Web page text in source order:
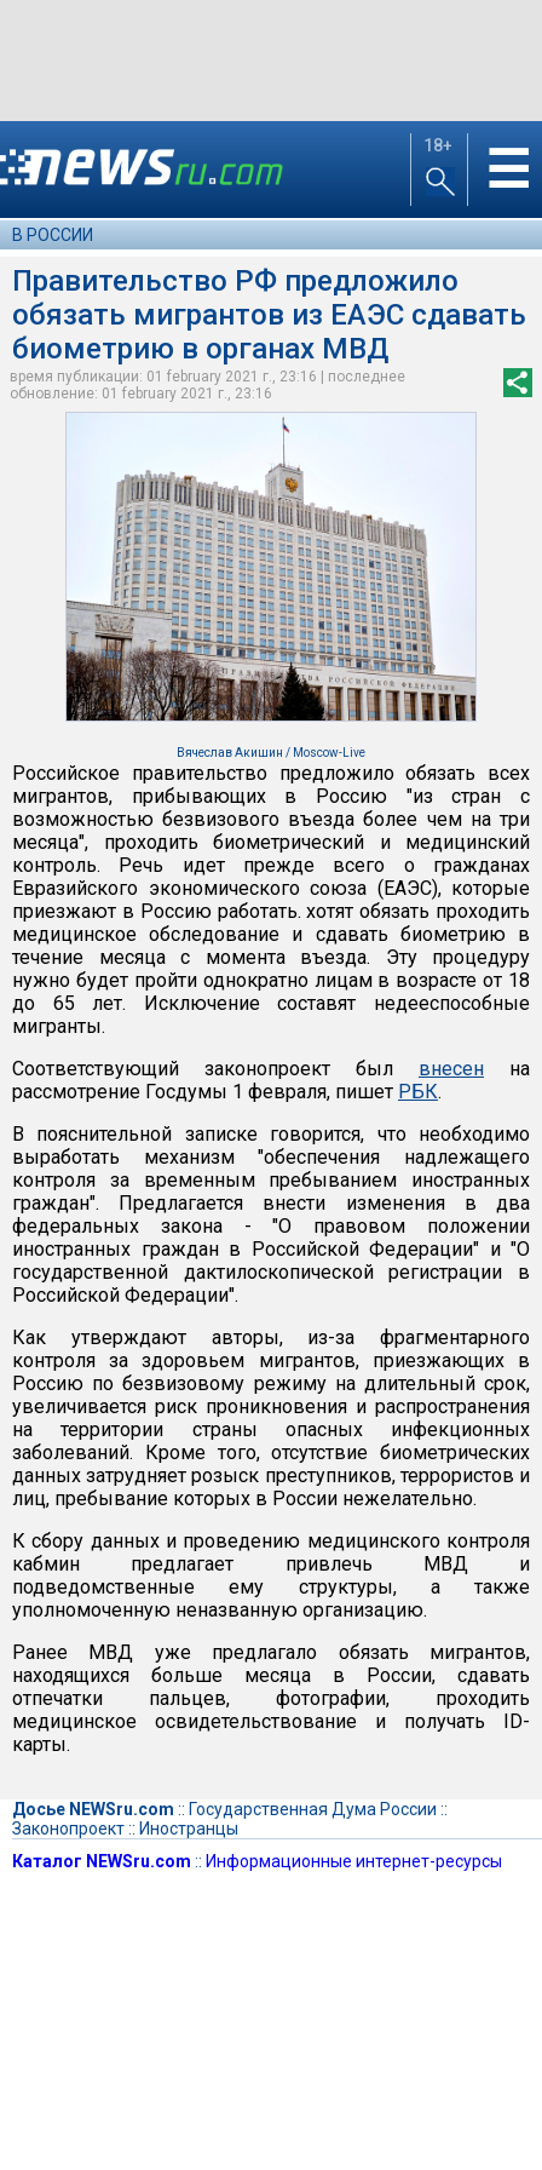
18+ ☰
В РОССИИ
Правительство РФ предложило
обязать мигрантов из ЕАЭС сдавать
биометрию в органах МВД
время публикации: 01 february 2021 г., 23:16 | последнее
обновление: 01 february 2021 г., 23:16
Вячеслав Акишин / Moscow-Live
Российское правительство предложило обязать всех
мигрантов, прибывающих в Россию "из стран с
возможностью безвизового въезда более чем на три
месяца", проходить биометрический и медицинский
контроль. Речь идет прежде всего о гражданах
Евразийского экономического союза (ЕАЭС), которые
приезжают в Россию работать. хотят обязать проходить
медицинское обследование и сдавать биометрию в
течение месяца с момента въезда. Эту процедуру
нужно будет пройти однократно лицам в возрасте от 18
до 65 лет. Исключение составят недееспособные
мигранты.
Соответствующий законопроект был внесен на
рассмотрение Госдумы 1 февраля, пишет РБК.
В пояснительной записке говорится, что необходимо
выработать механизм "обеспечения надлежащего
контроля за временным пребыванием иностранных
граждан". Предлагается внести изменения в два
федеральных закона - "О правовом положении
иностранных граждан в Российской Федерации" и "О
государственной дактилоскопической регистрации в
Российской Федерации".
Как утверждают авторы, из-за фрагментарного
контроля за здоровьем мигрантов, приезжающих в
Россию по безвизовому режиму на длительный срок,
увеличивается риск проникновения и распространения
на территории страны опасных инфекционных
заболеваний. Кроме того, отсутствие биометрических
данных затрудняет розыск преступников, террористов и
лиц, пребывание которых в России нежелательно.
К сбору данных и проведению медицинского контроля
кабмин предлагает привлечь МВД и
подведомственные ему структуры, а также
уполномоченную неназванную организацию.
Ранее МВД уже предлагало обязать мигрантов,
находящихся больше месяца в России, сдавать
отпечатки пальцев, фотографии, проходить
медицинское освидетельствование и получать ID-
карты.
Досье NEWSru.com :: Государственная Дума России ::
Законопроект:: Иностранцы
Каталог NEWSru.com :: Информационные интернет-ресурсы